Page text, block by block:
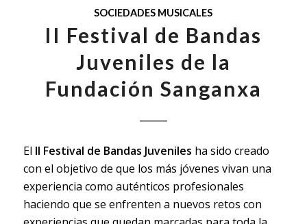
SOCIEDADES MUSICALES
II Festival de Bandas
Juveniles de la
Fundación Sanganxa
El II Festival de Bandas Juveniles ha sido creado
con el objetivo de que los más jóvenes vivan una
experiencia como auténticos profesionales
haciendo que se enfrenten a nuevos retos con